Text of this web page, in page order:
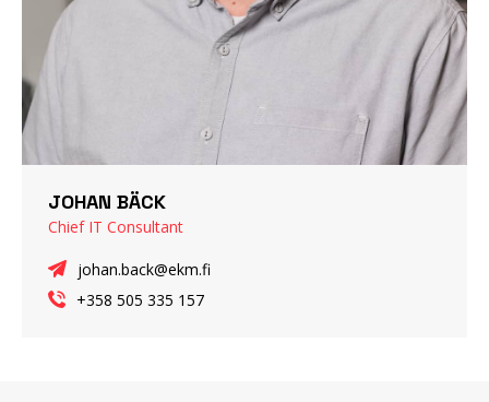
JOHAN BÄCK
Chief IT Consultant
johan.back@ekm.fi
+358 505 335 157